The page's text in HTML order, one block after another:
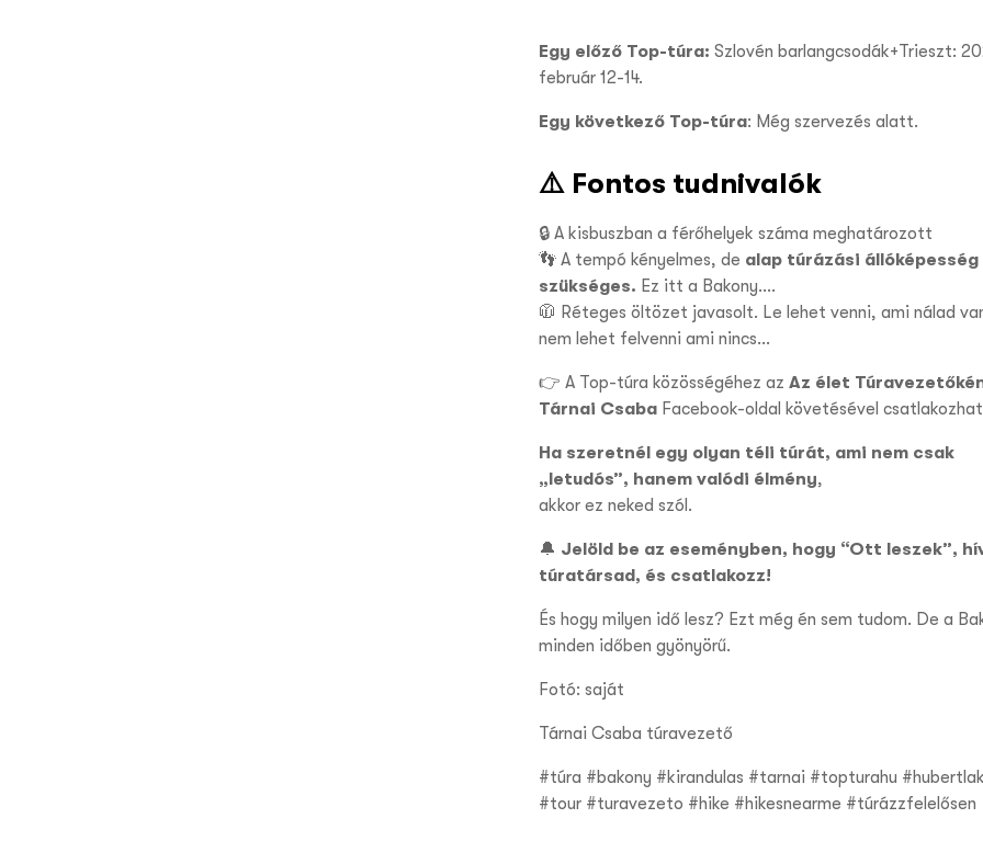
Egy előző Top-túra: Szlovén barlangcsodák+Trieszt:
február 12-14.
Egy következő Top-túra: Még szervezés alatt.
⚠️ Fontos tudnivalók
🔒 A kisbuszban a férőhelyek száma meghatározott
👣 A tempó kényelmes, de alap túrázási állóképesség
szükséges. Ez itt a Bakony….
🧥 Réteges öltözet javasolt. Le lehet venni, ami nálad
nem lehet felvenni ami nincs…
👉 A Top-túra közösségéhez az Az élet
Tárnai CsabaFacebook-oldal követésével
Ha szeretnél egy olyan téli túrát, ami nem csak
„letudós”, hanem valódi élmény,
akkor ez neked szól.
🔔 Jelöld be az eseményben, hogy “Ott leszek”,
túratársad, és csatlakozz!
És hogy milyen idő lesz? Ezt még én sem tudom. De a
minden időben gyönyörű.
Fotó: saját
Tárnai Csaba túravezető
#túra #bakony #kirandulas #tarnai #topturahu
#tour #turavezeto #hike #hikesnearme #túrázzfelelősen